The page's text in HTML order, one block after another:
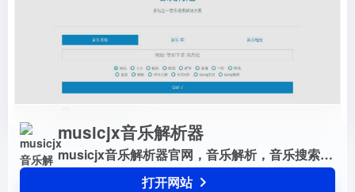
musicjx音乐解析器
musicjx音乐解析器官网，音乐解析，音乐搜索解决方案，可搜索试听网易云音乐，QQ音乐，酷狗音乐，酷我音乐，虾米音乐，百度音乐，一听音乐，咪咕音乐，荔枝FM，蜻蜓FM，喜马拉雅FM，全民K歌，5sing原创翻唱音乐。
打开网站